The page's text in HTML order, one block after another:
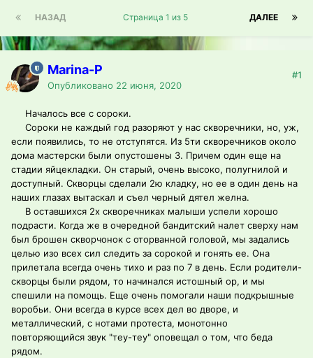
НАЗАД ДАЛЕЕ
Страница 1 из 5
Marina-P
Опубликовано 22 июня, 2020
#1
Началось все с сороки.
Сороки не каждый год разоряют у нас скворечники, но, уж,
если появились, то не отступятся. Из 5ти скворечников около
дома мастерски были опустошены 3. Причем один еще на
стадии яйцекладки. Он старый, очень высоко, полугнилой и
доступный. Скворцы сделали 2ю кладку, но ее в один день на
наших глазах вытаскал и съел черный дятел желна.
В оставшихся 2х скворечниках малыши успели хорошо
подрасти. Когда же в очередной бандитский налет сверху нам
был брошен скворчонок с оторванной головой, мы задались
целью изо всех сил следить за сорокой и гонять ее. Она
прилетала всегда очень тихо и раз по 7 в день. Если родители-
скворцы были рядом, то начинался истошный ор, и мы
спешили на помощь. Еще очень помогали наши подкрышные
воробьи. Они всегда в курсе всех дел во дворе, и
металлический, с нотами протеста, монотонно
повторяющийся звук "теу-теу" оповещал о том, что беда
рядом.